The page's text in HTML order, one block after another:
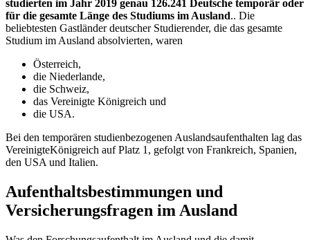
studierten im Jahr 2019 genau 126.241 Deutsche temporär oder
für die gesamte Länge des Studiums im Ausland.. Die
beliebtesten Gastländer deutscher Studierender, die das gesamte
Studium im Ausland absolvierten, waren
Österreich,
die Niederlande,
die Schweiz,
das Vereinigte Königreich und
die USA.
Bei den temporären studienbezogenen Auslandsaufenthalten lag das
VereinigteKönigreich auf Platz 1, gefolgt von Frankreich, Spanien,
den USA und Italien.
Aufenthaltsbestimmungen und
Versicherungsfragen im Ausland